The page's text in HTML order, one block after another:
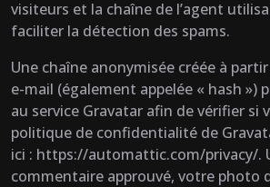
visiteurs et la chaîne de l’agent
faciliter la détection des spams.
Une chaîne anonymisée créée à
e-mail (également appelée « hash »)
au service Gravatar afin de vérifier si
politique de confidentialité de
ici : https://automattic.com/privacy/.
commentaire approuvé, votre photo